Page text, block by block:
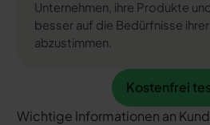
Unternehmen, ihre Produkte
besser auf die Bedürfnisse
abzustimmen.
Kostenfrei
Kostenfrei
Wichtige Informationen an